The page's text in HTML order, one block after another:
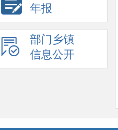
年报
部门乡镇
信息公开